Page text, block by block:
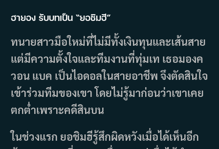
ฮายอง รับบทเป็น “ยอชิมฮี”
ทนายสาวมือใหม่ที่ไม่มีทั้งเงินทุนและเส้นสาย
แต่มีความตั้งใจและทีมงานที่ทุ่มเท เธอมองค
วอน แบค เป็นไอดอลในสายอาชีพ จึงตัดสินใจ
เข้าร่วมทีมของเขา โดยไม่รู้มาก่อนว่าเขาเคย
ตกต่ำเพราะคดีสินบน
ในช่วงแรก ยอชิมฮีรู้สึกผิดหวังเมื่อได้เห็นอีก